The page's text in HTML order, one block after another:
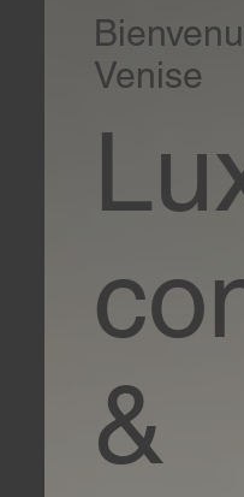
Venise
&